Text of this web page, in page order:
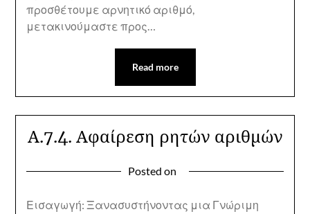
προσθέτουμε αρνητικό αριθμό,
μετακινούμαστε προς…
Read more
Α.7.4. Αφαίρεση ρητών αριθμών
Posted on
Εισαγωγή: Ξανασυστήνοντας μια Γνώριμη